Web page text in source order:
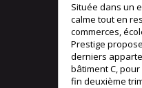
Située dans un
calme tout en
commerces,
Prestige
derniers
bâtiment C,
fin deuxième